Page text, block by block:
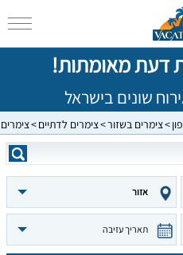
צימרים בשזור צימרים לדתיים
אזור
תאריך עזיבה